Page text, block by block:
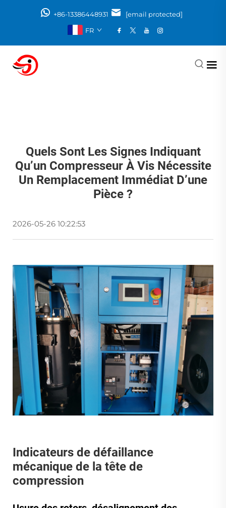
+86-13386448931
[email protected]
FR
Quels Sont Les Signes Indiquant
Qu’un Compresseur À Vis Nécessite
Un Remplacement Immédiat D’une
Pièce ?
2026-05-26 10:22:53
Indicateurs de défaillance
mécanique de la tête de
compression